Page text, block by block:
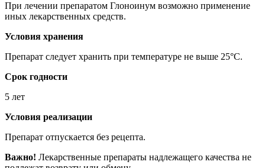
При лечении препаратом Глоноинум возможно применение
иных лекарственных средств.
Условия хранения
Препарат следует хранить при температуре не выше 25°C.
Срок годности
5 лет
Условия реализации
Препарат отпускается без рецепта.
Важно! Лекарственные препараты надлежащего качества не